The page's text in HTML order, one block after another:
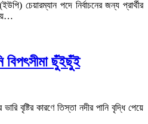
চেয়ারম্যান পদে নির্বাচনের জন্য প্রার্থীর
বিপৎসীমা ছুঁইছুঁই
বৃষ্টির কারণে তিস্তা নদীর পানি বৃদ্ধি পেয়ে